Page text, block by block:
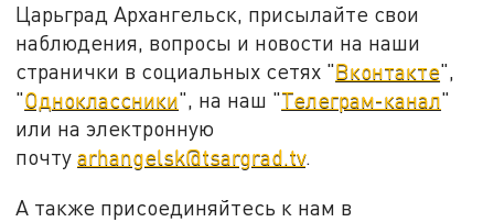
Царьград Архангельск, присылайте свои
наблюдения, вопросы и новости на наши
странички в социальных сетях "Вконтакте",
"Одноклассники", на наш "Телеграм-канал"
или на электронную
почтуarhangelsk@tsargrad.tv.
А также присоединяйтесь к нам в